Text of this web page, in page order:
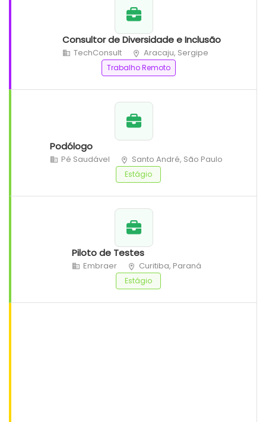
Consultor de Diversidade e Inclusão
TechConsult Aracaju, Sergipe
Trabalho Remoto
Podólogo
Pé Saudável Santo André, São Paulo
Estágio
Piloto de Testes
Embraer Curitiba, Paraná
Estágio